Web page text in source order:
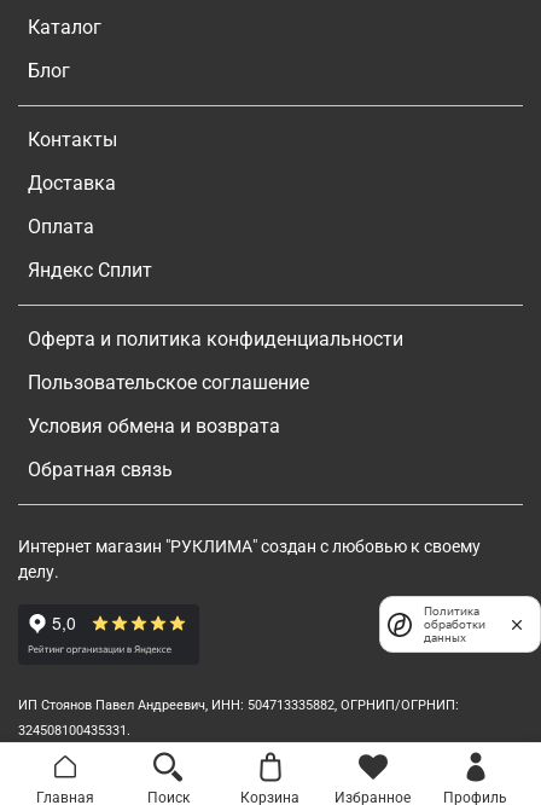
Каталог
Блог
Контакты
Доставка
Оплата
Яндекс Сплит
Оферта и политика конфиденциальности
Пользовательское соглашение
Условия обмена и возврата
Обратная связь
Интернет магазин "РУКЛИМА" создан с любовью к своему
делу.
ИП Стоянов Павел Андреевич, ИНН: 504713335882, ОГРНИП/ОГРНИП:
324508100435331.
Главная Поиск Корзина Избранное Профиль
Политика
обработки
данных